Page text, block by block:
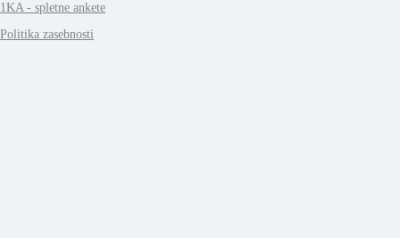
1KA - spletne ankete
Politika zasebnosti